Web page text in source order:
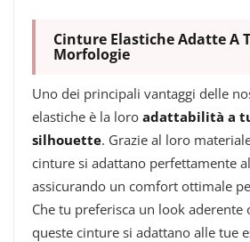
Cinture Elastiche Adatte A
Morfologie
Uno dei principali vantaggi delle
elastiche è la loro adattabilità a
silhouette. Grazie al loro
cinture si adattano perfettamente
assicurando un comfort ottimale
Che tu preferisca un look aderente
queste cinture si adattano alle tue